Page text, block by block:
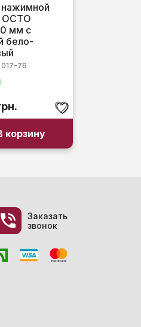
OCTO
мм с
бело-
017-76
корзину
Заказать
звонок